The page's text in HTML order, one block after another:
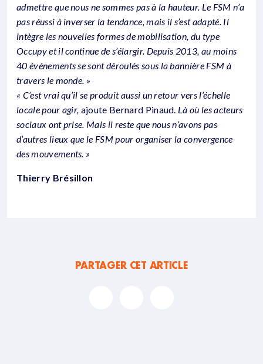
admettre que nous ne sommes pas à la hauteur. Le FSM n’a
pas réussi à inverser la tendance, mais il s’est adapté. Il
intègre les nouvelles formes de mobilisation, du type
Occupy et il continue de s’élargir. Depuis 2013, au moins
40 événements se sont déroulés sous la bannière FSM à
travers le monde. »
« C’est vrai qu’il se produit aussi un retour vers l’échelle
locale pour agir, ajoute Bernard Pinaud. Là où les acteurs
sociaux ont prise. Mais il reste que nous n’avons pas
d’autres lieux que le FSM pour organiser la convergence
des mouvements. »
Thierry Brésillon
PARTAGER CET ARTICLE